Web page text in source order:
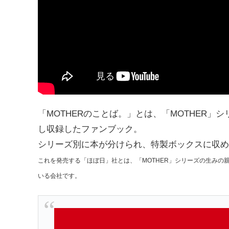
「MOTHERのことば。」とは、「MOTHER」
し収録したファンブック。
シリーズ別に本が分けられ、特製ボックスに収
これを発売する「ほぼ日」社とは、「MOTHER」シリーズの生みの
いる会社です。